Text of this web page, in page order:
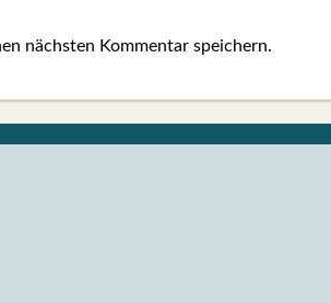
nächsten Kommentar speichern.